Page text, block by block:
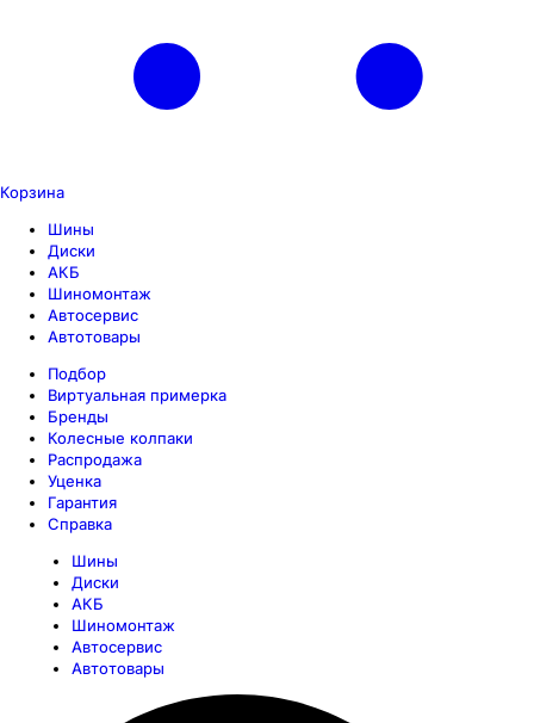
Корзина
Шины
Диски
АКБ
Шиномонтаж
Автосервис
Автотовары
Подбор
Виртуальная примерка
Бренды
Колесные колпаки
Распродажа
Уценка
Гарантия
Справка
Шины
Диски
АКБ
Шиномонтаж
Автосервис
Автотовары